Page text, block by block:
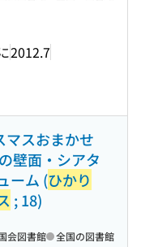
2012.7
マスおまかせ
壁面・シアタ
ーム (ひかり
; 18)
会図書館 全国の図書館